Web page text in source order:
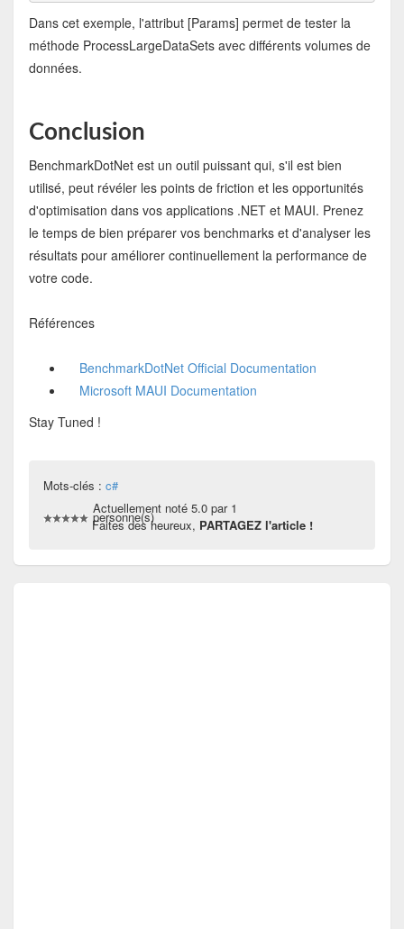
Dans cet exemple, l'attribut [Params] permet de tester la
méthode ProcessLargeDataSets avec différents volumes de
données.
Conclusion
BenchmarkDotNet est un outil puissant qui, s'il est bien
utilisé, peut révéler les points de friction et les opportunités
d'optimisation dans vos applications .NET et MAUI. Prenez
le temps de bien préparer vos benchmarks et d'analyser les
résultats pour améliorer continuellement la performance de
votre code.
Références
BenchmarkDotNet Official Documentation
Microsoft MAUI Documentation
Stay Tuned !
Mots-clés : c#
Actuellement noté 5.0 par 1
personne(s)
Faites des heureux, PARTAGEZ l'article !